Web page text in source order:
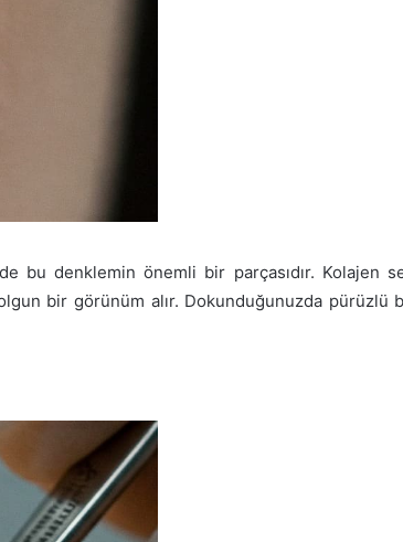
bu denklemin önemli bir parçasıdır. Kolajen
bir görünüm alır. Dokunduğunuzda pürüzlü